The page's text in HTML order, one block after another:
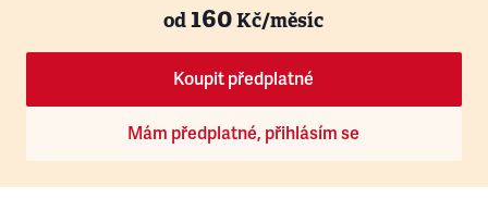
od160Kč/měsíc
Koupit předplatné
Mám předplatné, přihlásím se